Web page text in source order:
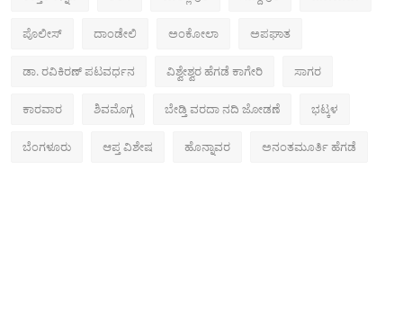
ಪೊಲೀಸ್‌ ದಾಂಡೇಲಿ ಅಂಕೋಲಾ ಅಪಘಾತ
ಡಾ. ರವಿಕಿರಣ್ ಪಟವರ್ಧನ ವಿಶ್ವೇಶ್ವರ ಹೆಗಡೆ ಕಾಗೇರಿ ಸಾಗರ
ಕಾರವಾರ ಶಿವಮೊಗ್ಗ ಬೇಡ್ತಿ ವರದಾ ನದಿ ಜೋಡಣೆ ಭಟ್ಕಳ
ಬೆಂಗಳೂರು ಆಪ್ತ ವಿಶೇಷ ಹೊನ್ನಾವರ ಅನಂತಮೂರ್ತಿ ಹೆಗಡೆ